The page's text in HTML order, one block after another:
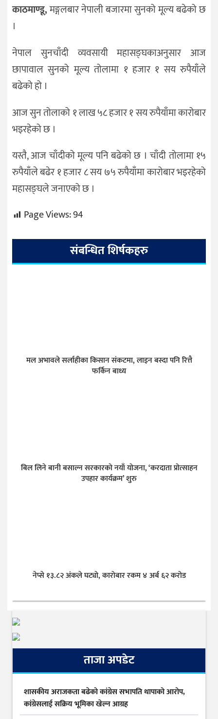
जीवनशैली
/
संस्कृति
विचार
राजनीति
काठमाण्डू,मङ्गलबार नेपाली बजारमा सुनको मूल्य बढेको छ
।
नेपाल सुनचाँदी व्यवसायी महासङ्घकाअनुसार आज
छापावाल सुनको मूल्य तोलामा १ हजार १ सय रुपैयाँले
बढेको हो ।
आज सुन तोलाको १ लाख ५८ हजार १ सय रुपैयाँमा कारोबार
भइरहेको छ ।
यस्तै, आज चाँदीको मूल्य पनि बढेको छ । चाँदी तोलामा १५
रुपैयाँले बढेर १ हजार ८ सय ७५ रुपैयाँमा कारोबार भइरहेको
महासङ्घले जनाएको छ ।
Page Views:94
संबन्धित शिर्षकहरु
मल अभावले सर्लाहीका किसान संकटमा, लाइन बस्दा पनि रित्तै
फर्किन बाध्य
बिल लिने बानी बसाल्न सरकारको नयाँ योजना, ‘करदाता प्रोत्साहन
उपहार कार्यक्रम’ शुरु
नेप्से १३.८२ अंकले घट्यो, कारोबार रकम ४ अर्ब ६२ करोड
ताजा अपडेट
शासकीय अराजकता बढेको कांग्रेस सभापति थापाको आरोप,
कांग्रेसलाई सक्रिय भूमिका खेल्न आग्रह